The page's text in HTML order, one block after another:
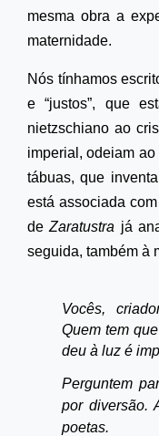
mesma obra a
maternidade.
Nós tínhamos
e “justos”, que
nietzschiano ao
imperial, odeiam
tábuas, que
está associada
deZaratustra já
seguida, também à
Vocês,
Quem tem
deu à luz é
Perguntem
por diversão.
poetas.